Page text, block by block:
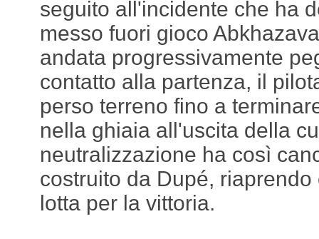
seguito all'incidente che ha
messo fuori gioco
andata progressivamente
contatto alla partenza, il
perso terreno fino a
nella ghiaia all'uscita della
neutralizzazione ha così
costruito da Dupé,
lotta per la vittoria.